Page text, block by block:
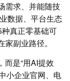
需求、并能随技
数据、平台生态
真正零基础可
副业路径。
而是“用AI提效
小企业官网、电